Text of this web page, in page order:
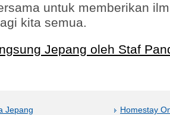
untuk memberikan
kita semua.
Jepang oleh Staf
Jepang Homestay